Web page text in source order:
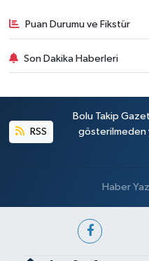
Puan Durumu ve Fikstür
Son Dakika Haberleri
RSS
Bolu Takip
gösterilmeden
Haber